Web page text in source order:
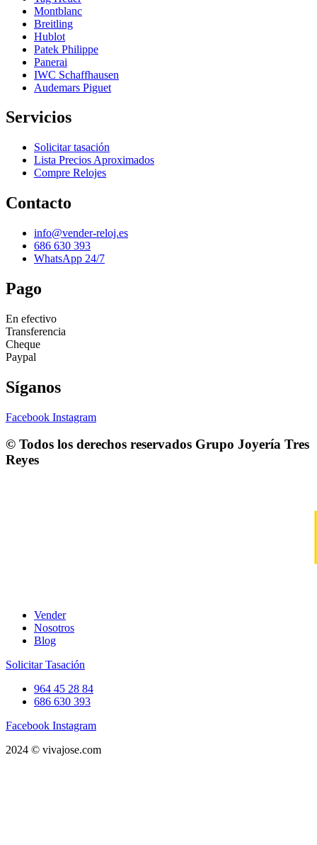
Montblanc
Breitling
Hublot
Patek Philippe
Panerai
IWC Schaffhausen
Audemars Piguet
Servicios
Solicitar tasación
Lista Precios Aproximados
Compre Relojes
Contacto
info@vender-reloj.es
686 630 393
WhatsApp 24/7
Pago
En efectivo
Transferencia
Cheque
Paypal
Síganos
Facebook Instagram
© Todos los derechos reservados Grupo Joyería Tres
Reyes
Vender
Nosotros
Blog
Solicitar Tasación
964 45 28 84
686 630 393
Facebook Instagram
2024 © vivajose.com